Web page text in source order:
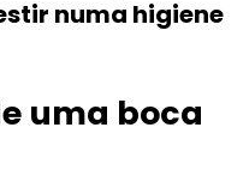
numa higiene
uma boca